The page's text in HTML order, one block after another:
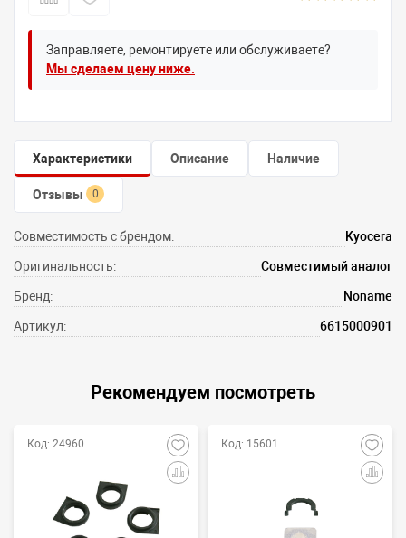
Заправляете, ремонтируете или обслуживаете?
Мы сделаем цену ниже.
Характеристики Описание Наличие
Отзывы 0
Совместимость с брендом: Kyocera
Оригинальность: Совместимый аналог
Бренд: Noname
Артикул: 6615000901
Рекомендуем посмотреть
Код: 24960 Код: 15601